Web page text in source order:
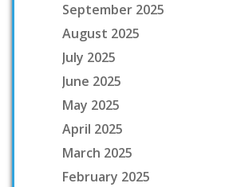
September 2025
August 2025
July 2025
June 2025
May 2025
April 2025
March 2025
February 2025